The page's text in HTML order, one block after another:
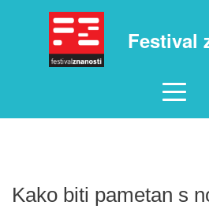
Festival
Kako biti pametan s